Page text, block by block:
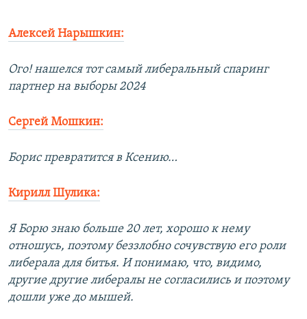
Алексей Нарышкин:
Ого! нашелся тот самый либеральный спаринг
партнер на выборы 2024
Сергей Мошкин:
Борис превратится в Ксению…
Кирилл Шулика:
Я Борю знаю больше 20 лет, хорошо к нему
отношусь, поэтому беззлобно сочувствую его роли
либерала для битья. И понимаю, что, видимо,
другие другие либералы не согласились и поэтому
дошли уже до мышей.